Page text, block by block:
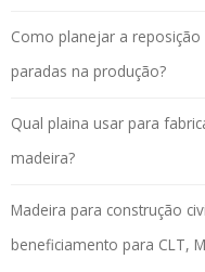
Como planejar a
paradas na produção?
Qual plaina usar para
madeira?
Madeira para construção
beneficiamento para CLT,